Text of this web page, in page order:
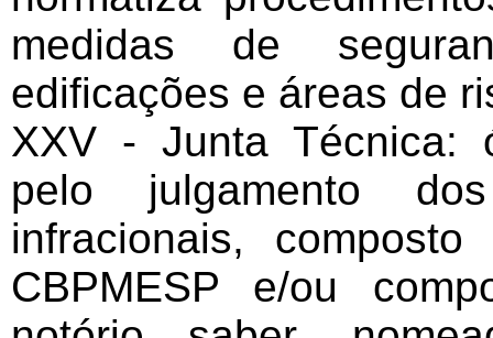
medidas de
edificações e áreas de
XXV - Junta Técnica:
pelo julgamento
infracionais,
CBPMESP e/ou